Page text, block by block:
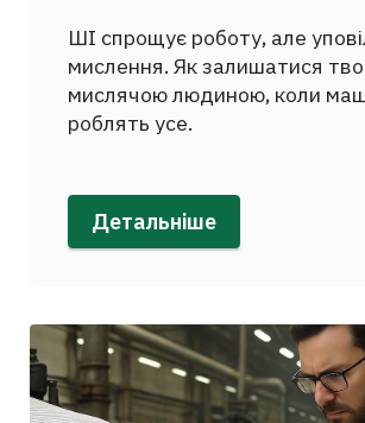
ШІ спрощує роботу, але
мислення. Як залишатися
мислячою людиною, коли
роблять усе.
Детальніше